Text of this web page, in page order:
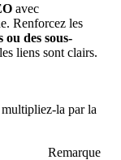
avec
Renforcez les
ou des sous-
liens sont clairs.
la par la
Remarque